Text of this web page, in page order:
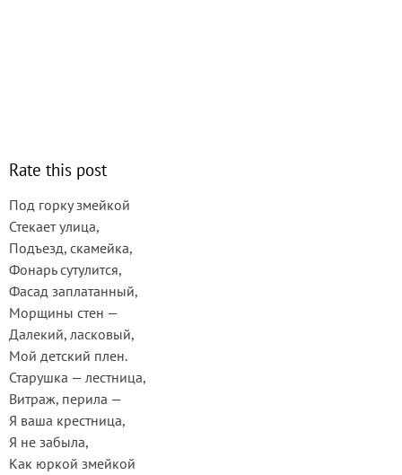
Rate this post
Под горку змейкой
Стекает улица,
Подъезд, скамейка,
Фонарь сутулится,
Фасад заплатанный,
Морщины стен —
Далекий, ласковый,
Мой детский плен.
Старушка — лестница,
Витраж, перила —
Я ваша крестница,
Я не забыла,
Как юркой змейкой